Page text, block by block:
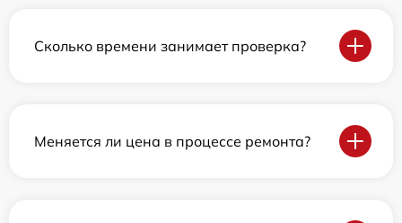
Сколько времени занимает проверка?
Меняется ли цена в процессе ремонта?